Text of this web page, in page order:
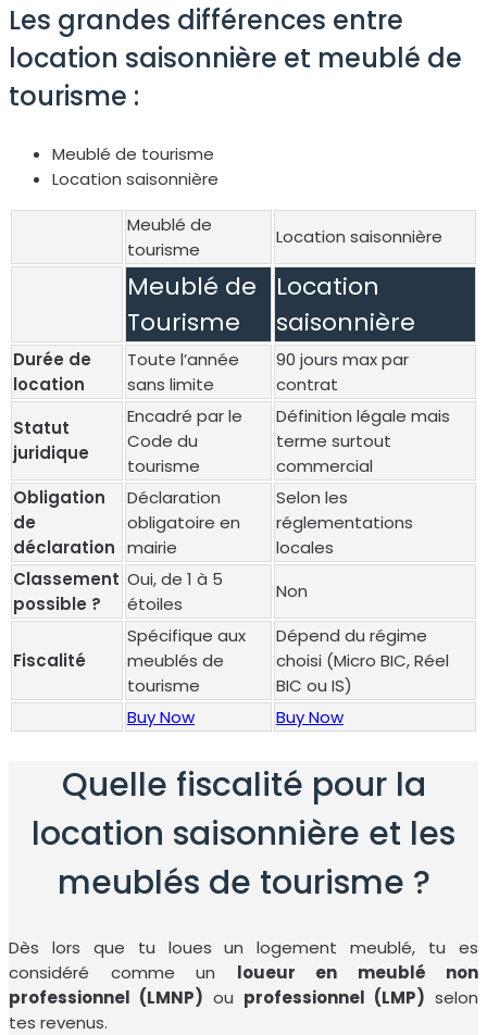
Les grandes différences entre
location saisonnière et meublé de
tourisme :
Meublé de tourisme
Location saisonnière
Meublé de
tourisme
Location saisonnière
Meublé de
Tourisme
Location
saisonnière
Durée de
location
Toute l’année
sans limite
90 jours max par
contrat
Statut
juridique
Encadré par le
Code du
tourisme
Définition légale mais
terme surtout
commercial
Obligation
de
déclaration
Déclaration
obligatoire en
mairie
Selon les
réglementations
locales
Classement
possible ?
Oui, de 1 à 5
étoiles
Non
Fiscalité
Spécifique aux
meublés de
tourisme
Dépend du régime
choisi (Micro BIC, Réel
BIC ou IS)
Buy Now
Buy Now
Quelle fiscalité pour la
location saisonnière et les
meublés de tourisme ?
Dès lors que tu loues un logement meublé, tu es
considéré comme un loueur en meublé non
professionnel (LMNP) ou professionnel (LMP) selon
tes revenus.